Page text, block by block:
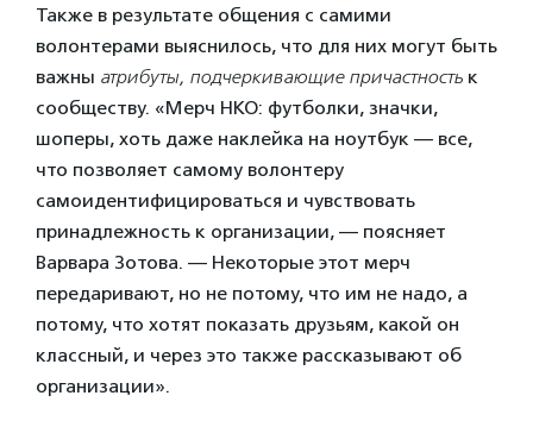
Также в результате общения с самими
волонтерами выяснилось, что для них могут быть
важны атрибуты, подчеркивающие причастность к
сообществу. «Мерч НКО: футболки, значки,
шоперы, хоть даже наклейка на ноутбук — все,
что позволяет самому волонтеру
самоидентифицироваться и чувствовать
принадлежность к организации, — поясняет
Варвара Зотова. — Некоторые этот мерч
передаривают, но не потому, что им не надо, а
потому, что хотят показать друзьям, какой он
классный, и через это также рассказывают об
организации».